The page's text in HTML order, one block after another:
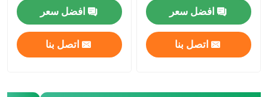
افضل سعر
اتصل بنا
افضل سعر
اتصل بنا